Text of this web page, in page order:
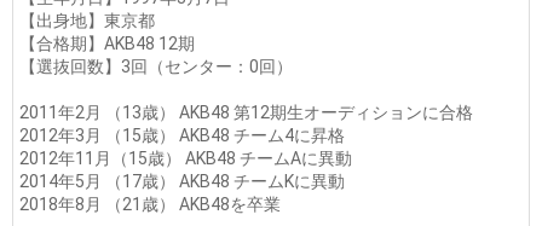
【出身地】東京都
【合格期】AKB48 12期
【選抜回数】3回（センター：0回）
2011年2月 （13歳） AKB48 第12期生オーディションに合格
2012年3月 （15歳） AKB48 チーム4に昇格
2012年11月（15歳） AKB48 チームAに異動
2014年5月 （17歳） AKB48 チームKに異動
2018年8月 （21歳） AKB48を卒業